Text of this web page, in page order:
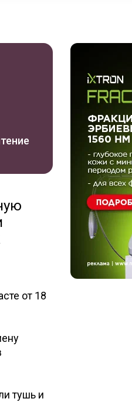
от 18
тушь и